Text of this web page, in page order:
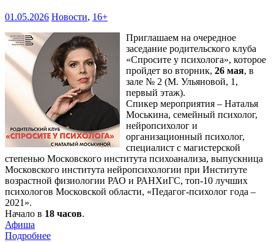
01.05.2026 Новости, 16+
Приглашаем на очередное
заседание родительского клуба
«Спросите у психолога», которое
пройдет во вторник, 26 мая, в
зале № 2 (М. Ульяновой, 1,
первый этаж).
Спикер мероприятия – Наталья
Моськина, семейный психолог,
нейропсихолог и
организационный психолог,
специалист с магистерской
степенью Московского института психоанализа, выпускница
Московского института нейропсихологии при Институте
возрастной физиологии РАО и РАНХиГС, топ-10 лучших
психологов Московской области, «Педагог-психолог года –
2021».
Начало в 18 часов.
Афиша
Подробнее